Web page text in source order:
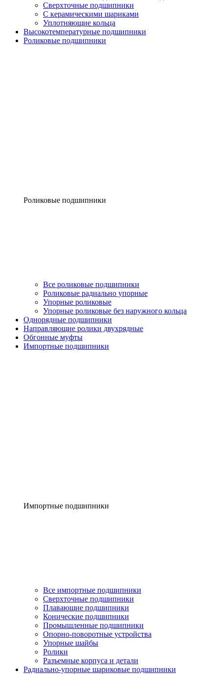
Сверхточные подшипники
С керамическими шариками
Уплотняющие кольца
Высокотемпературные подшипники
Роликовые подшипники
Роликовые подшипники
Все роликовые подшипники
Роликовые радиально упорные
Упорные роликовые
Упорные роликовые без наружного кольца
Однорядные подшипники
Направляющие ролики двухрядные
Обгонные муфты
Импортные подшипники
Импортные подшипники
Все импортные подшипники
Сверхточные подшипники
Плавающие подшипники
Конические подшипники
Промышленные подшипники
Опорно-поворотные устройства
Упорные шайбы
Ролики
Разъемные корпуса и детали
Радиально-упорные шариковые подшипники